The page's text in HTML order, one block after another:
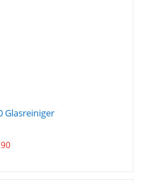
Glasreiniger